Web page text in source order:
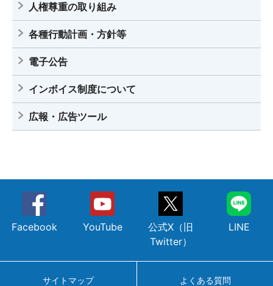
人権尊重の取り組み
各種行動計画・方針等
電子公告
インボイス制度について
広報・広告ツール
Facebook YouTube
公式X（旧
Twitter）
LINE
サイトマップ よくある質問